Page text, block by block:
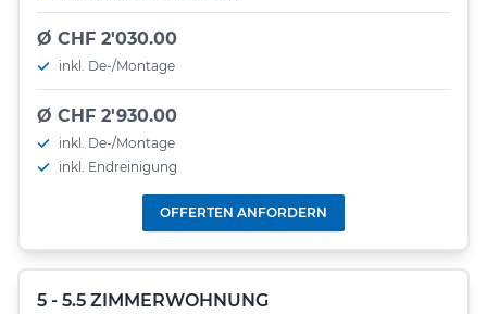
Ø CHF 2'030.00
inkl. De-/Montage
Ø CHF 2'930.00
inkl. De-/Montage
inkl. Endreinigung
OFFERTEN ANFORDERN
5 - 5.5 ZIMMERWOHNUNG